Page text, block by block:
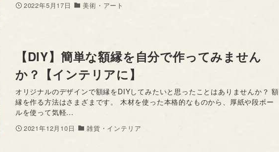
2022年5月17日 美術・アート
【DIY】簡単な額縁を自分で作ってみません
か？【インテリアに】
オリジナルのデザインで額縁をDIYしてみたいと思ったことはありませんか？ 額
縁を作る方法はさまざまです。 木材を使った本格的なものから、厚紙や段ボー
ルを使って気軽...
2021年12月10日 雑貨・インテリア